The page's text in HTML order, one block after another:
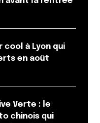
cool à Lyon qui
en août
Verte : le
chinois qui